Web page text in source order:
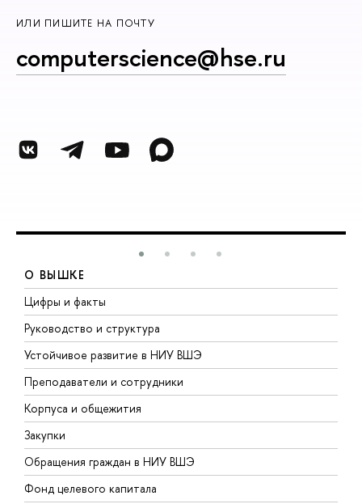
ИЛИ ПИШИТЕ НА ПОЧТУ
computerscience@hse.ru
О ВЫШКЕ
Цифры и факты
Руководство и структура
Устойчивое развитие в НИУ ВШЭ
Преподаватели и сотрудники
Корпуса и общежития
Закупки
Обращения граждан в НИУ ВШЭ
Фонд целевого капитала